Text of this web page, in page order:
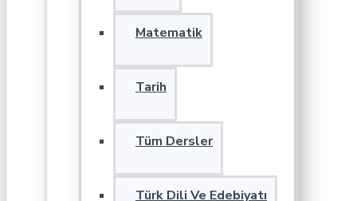
Matematik
Tarih
Tüm Dersler
Türk Dili Ve Edebiyatı